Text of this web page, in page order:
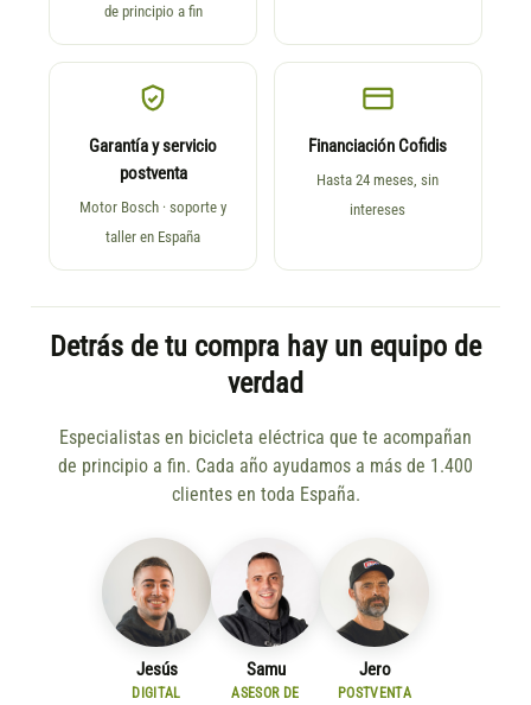
de principio a fin
Garantía y servicio
postventa
Motor Bosch · soporte y
taller en España
Financiación Cofidis
Hasta 24 meses, sin
intereses
Detrás de tu compra hay un equipo de
verdad
Especialistas en bicicleta eléctrica que te acompañan
de principio a fin. Cada año ayudamos a más de 1.400
clientes en toda España.
Jesús
DIGITAL
Samu
ASESOR DE
Jero
POSTVENTA